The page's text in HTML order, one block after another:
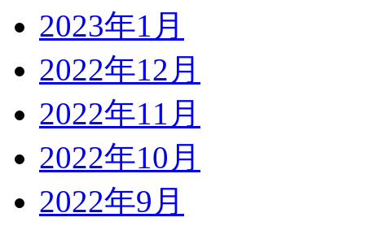
2023年1月
2022年12月
2022年11月
2022年10月
2022年9月